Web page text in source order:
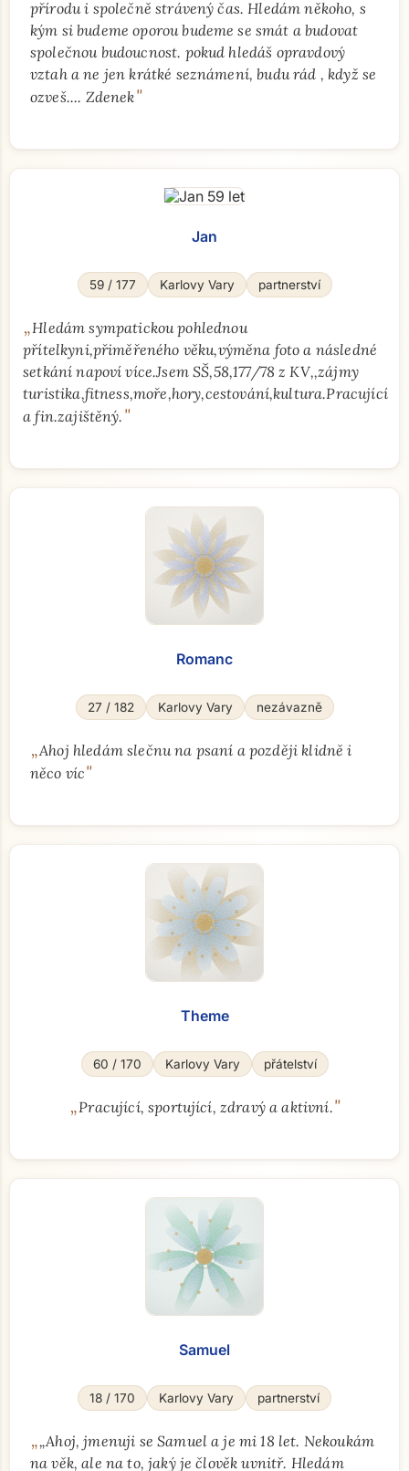
Přejít na hlavní obsah
přírodu i společně strávený čas. Hledám někoho, s
kým si budeme oporou budeme se smát a budovat
společnou budoucnost. pokud hledáš opravdový
vztah a ne jen krátké seznámení, budu rád , když se
ozveš.... Zdenek"
Jan
59 / 177 Karlovy Vary partnerství
„Hledám sympatickou pohlednou
přítelkyni,přiměřeného věku,výměna foto a následné
setkání napoví více.Jsem SŠ,58,177/78 z KV,,zájmy
turistika,fitness,moře,hory,cestování,kultura.Pracující
a fin.zajištěný. "
Romanc
27 / 182 Karlovy Vary nezávazně
„Ahoj hledám slečnu na psaní a později klidně i
něco víc"
Theme
60 / 170 Karlovy Vary přátelství
„Pracující, sportující, zdravý a aktivní."
Samuel
18 / 170 Karlovy Vary partnerství
„​„Ahoj, jmenuji se Samuel a je mi 18 let. Nekoukám
na věk, ale na to, jaký je člověk uvnitř. Hledám